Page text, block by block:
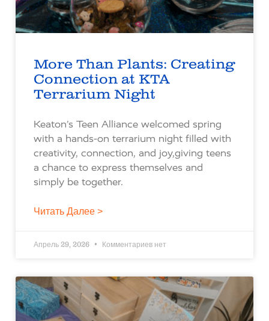
More Than Plants: Creating
Connection at KTA
Terrarium Night
Keaton’s Teen Alliance welcomed spring
with a hands-on terrarium night filled with
creativity, connection, and joy,giving teens
a chance to express themselves and
simply be together.
Читать Далее >
Апрель 29, 2026 Комментариев нет